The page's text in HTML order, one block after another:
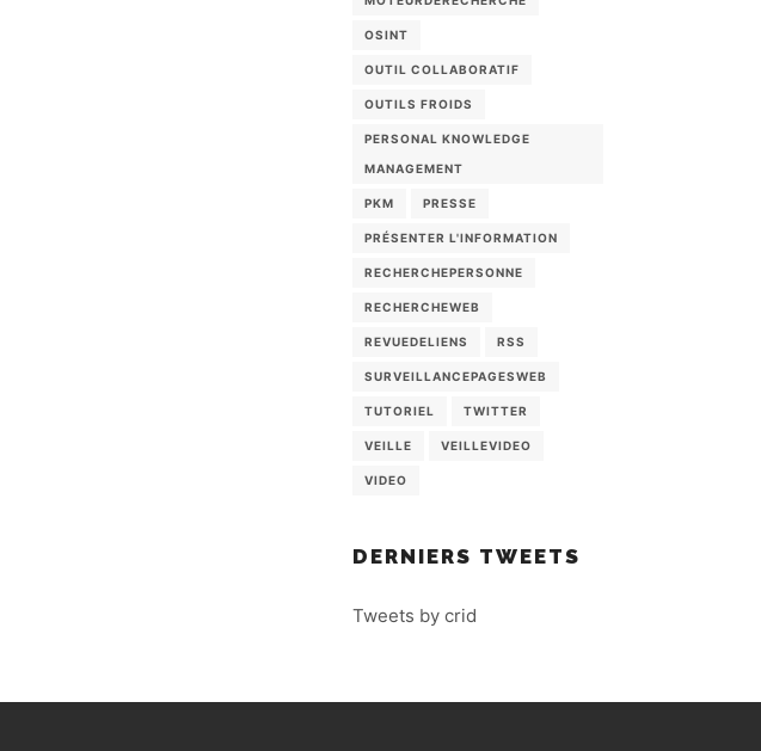
OSINT
OUTIL COLLABORATIF
OUTILS FROIDS
PERSONAL KNOWLEDGE
MANAGEMENT
PKM PRESSE
PRÉSENTER L'INFORMATION
RECHERCHEPERSONNE
RECHERCHEWEB
REVUEDELIENS RSS
SURVEILLANCEPAGESWEB
TUTORIEL TWITTER
VEILLE VEILLEVIDEO
VIDEO
DERNIERS TWEETS
Tweets by crid